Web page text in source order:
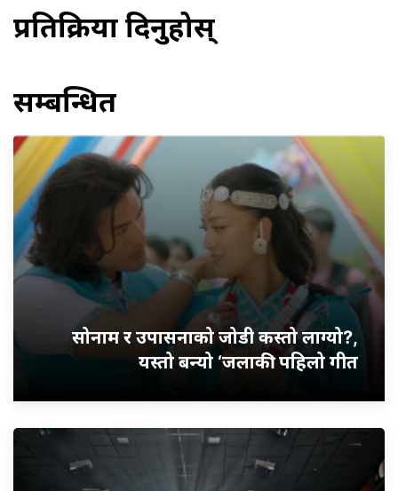
प्रतिक्रिया दिनुहोस्
सम्बन्धित
सोनाम र उपासनाको जोडी कस्तो लाग्यो?,
यस्तो बन्यो ‘जलाकी’ पहिलो गीत